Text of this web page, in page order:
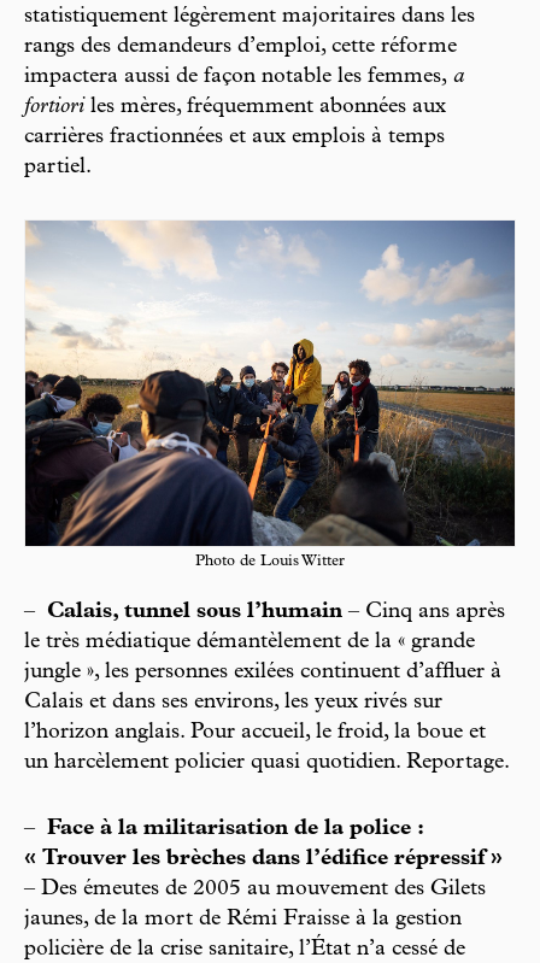
statistiquement légèrement majoritaires dans les
rangs des demandeurs d’emploi, cette réforme
impactera aussi de façon notable les femmes, a
fortiori les mères, fréquemment abonnées aux
carrières fractionnées et aux emplois à temps
partiel.
Photo de Louis Witter
– Calais, tunnel sous l’humain – Cinq ans après
le très médiatique démantèlement de la « grande
jungle », les personnes exilées continuent d’affluer à
Calais et dans ses environs, les yeux rivés sur
l’horizon anglais. Pour accueil, le froid, la boue et
un harcèlement policier quasi quotidien. Reportage.
– Face à la militarisation de la police :
« Trouver les brèches dans l’édifice répressif »
– Des émeutes de 2005 au mouvement des Gilets
jaunes, de la mort de Rémi Fraisse à la gestion
policière de la crise sanitaire, l’État n’a cessé de